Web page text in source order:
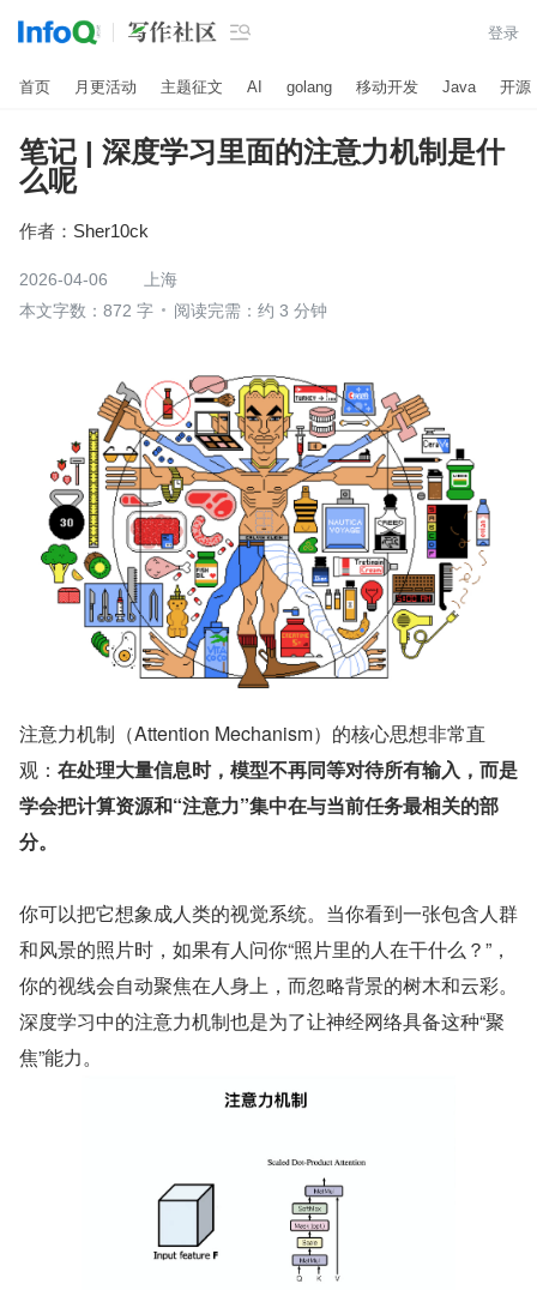
 登录
首页 月更活动 主题征文 AI golang 移动开发 Java 开源
笔记 | 深度学习里面的注意力机制是什
么呢
作者： Sher10ck
2026-04-06
上海
本文字数：872 字
阅读完需：约 3 分钟
注意力机制（Attention Mechanism）的核心思想非常直
观： 在处理大量信息时，模型不再同等对待所有输入，而是
学会把计算资源和“注意力”集中在与当前任务最相关的部
分。
你可以把它想象成人类的视觉系统。当你看到一张包含人群
和风景的照片时，如果有人问你“照片里的人在干什么？”，
你的视线会自动聚焦在人身上，而忽略背景的树木和云彩。
深度学习中的注意力机制也是为了让神经网络具备这种“聚
焦”能力。